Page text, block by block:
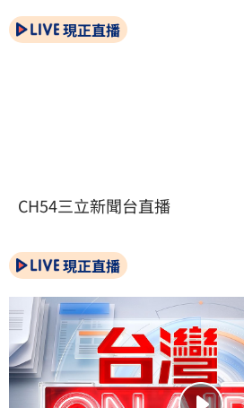
現正直播
CH54三立新聞台直播
現正直播